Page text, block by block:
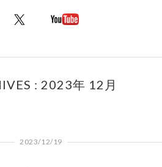
: 2023年 12月
2023/12/19